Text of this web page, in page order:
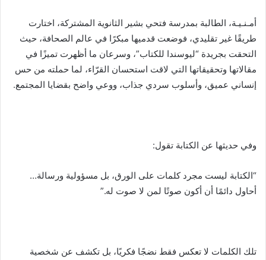
أمـنـيـة، الطالبة بمدرسة فتحي بشير الثانوية المشتركة، اختارت
طريقًا غير تقليدي، فوضعت قدميها مبكرًا في عالم الصحافة، حيث
التحقت بجريدة “ليوسندا للكتاب”، وسرعان ما أظهرت تميزًا في
مقالاتها وتحقيقاتها التي لاقت استحسان القرّاء، لما حملته من حس
إنساني عميق، وأسلوب سردي جذاب، ووعي واضح بقضايا المجتمع.
وفي حديثها عن الكتابة تقول:
“الكتابة ليست مجرد كلمات على الورق، بل مسؤولية ورسالة…
أحاول دائمًا أن أكون صوتًا لمن لا صوت له.”
تلك الكلمات لا تعكس فقط نضجًا فكريًا، بل تكشف عن شخصية